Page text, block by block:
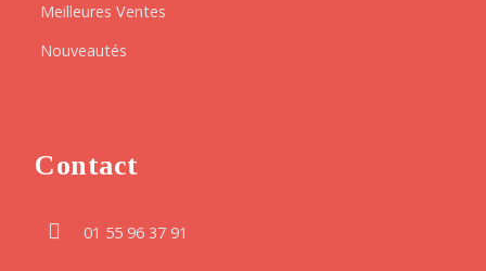
Meilleures Ventes
Nouveautés
Contact
01 55 96 37 91